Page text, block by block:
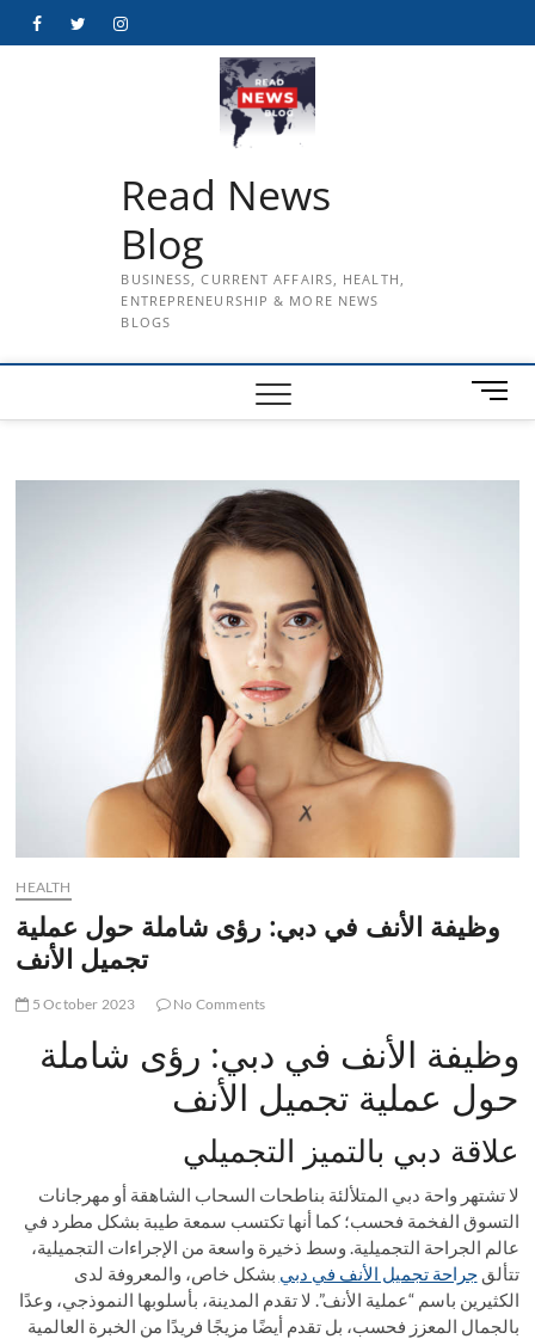
FacebookTwitterInstagram
Read News
Blog
BUSINESS, CURRENT AFFAIRS, HEALTH,
ENTREPRENEURSHIP & MORE NEWS
BLOGS
M
e
HEALTH
وظيفة الأنف في دبي: رؤى شاملة حول عملية
تجميل الأنف
5 October 2023 No Comments
وظيفة الأنف في دبي: رؤى شاملة
حول عملية تجميل الأنف
علاقة دبي بالتميز التجميلي
لا تشتهر واحة دبي المتلألئة بناطحات السحاب الشاهقة أو مهرجانات
التسوق الفخمة فحسب؛ كما أنها تكتسب سمعة طيبة بشكل مطرد في
عالم الجراحة التجميلية. وسط ذخيرة واسعة من الإجراءات التجميلية،
تتألقجراحة تجميل الأنف في دبي بشكل خاص، والمعروفة لدى
الكثيرين باسم “عملية الأنف”. لا تقدم المدينة، بأسلوبها النموذجي، وعدًا
بالجمال المعزز فحسب، بل تقدم أيضًا مزيجًا فريدًا من الخبرة العالمية